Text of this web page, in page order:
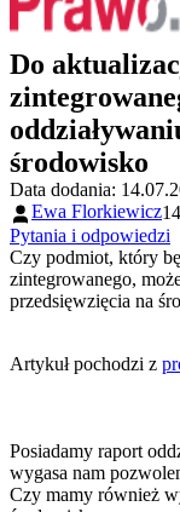
Do
środowisko
Data dodania:
Ewa Florkiewicz
Pytania i odpowiedzi
Czy podmiot, który
zintegrowanego,
przedsięwzięcia na
Artykuł pochodzi z
Posiadamy raport
wygasa nam
Czy mamy również